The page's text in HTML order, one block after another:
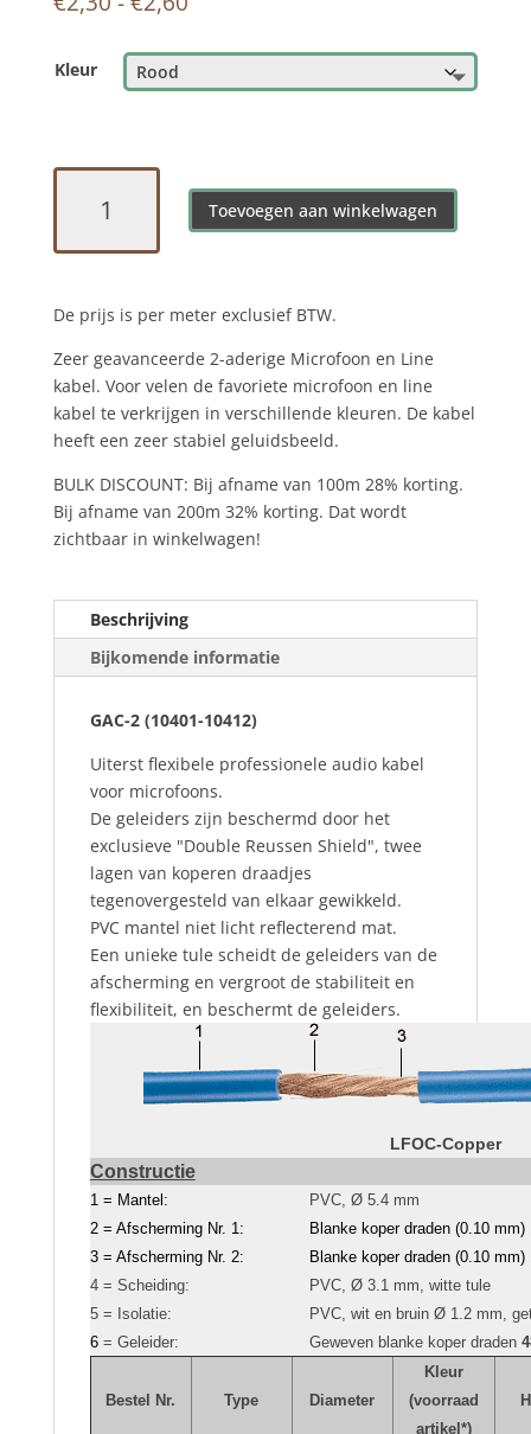
tot
€2,60
Kleur
Toevoegen aan winkelwagen
De prijs is per meter exclusief BTW.
Zeer geavanceerde 2-aderige Microfoon en Line
kabel. Voor velen de favoriete microfoon en line
kabel te verkrijgen in verschillende kleuren. De kabel
heeft een zeer stabiel geluidsbeeld.
BULK DISCOUNT: Bij afname van 100m 28% korting.
Bij afname van 200m 32% korting. Dat wordt
zichtbaar in winkelwagen!
Beschrijving
Bijkomende informatie
GAC-2 (10401-10412)
Uiterst flexibele professionele audio kabel
voor microfoons.
De geleiders zijn beschermd door het
exclusieve "Double Reussen Shield", twee
lagen van koperen draadjes
tegenovergesteld van elkaar gewikkeld.
PVC mantel niet licht reflecterend mat.
Een unieke tule scheidt de geleiders van de
afscherming en vergroot de stabiliteit en
flexibiliteit, en beschermt de geleiders.
LFOC-Copper
Constructie
1 = Mantel:
PVC, Ø 5.4 mm
2 = Afscherming Nr. 1:
Blanke koper draden (0.10
3 = Afscherming Nr. 2:
Blanke koper draden (0.10
4 = Scheiding:
PVC, Ø 3.1 mm, witte tule
5 = Isolatie:
PVC, wit en bruin Ø 1.2 mm,
6= Geleider: Geweven blanke koper draden
Bestel Nr. Type Diameter
Kleur
(voorraad
artikel*)